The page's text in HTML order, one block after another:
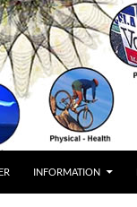
INFORMATION